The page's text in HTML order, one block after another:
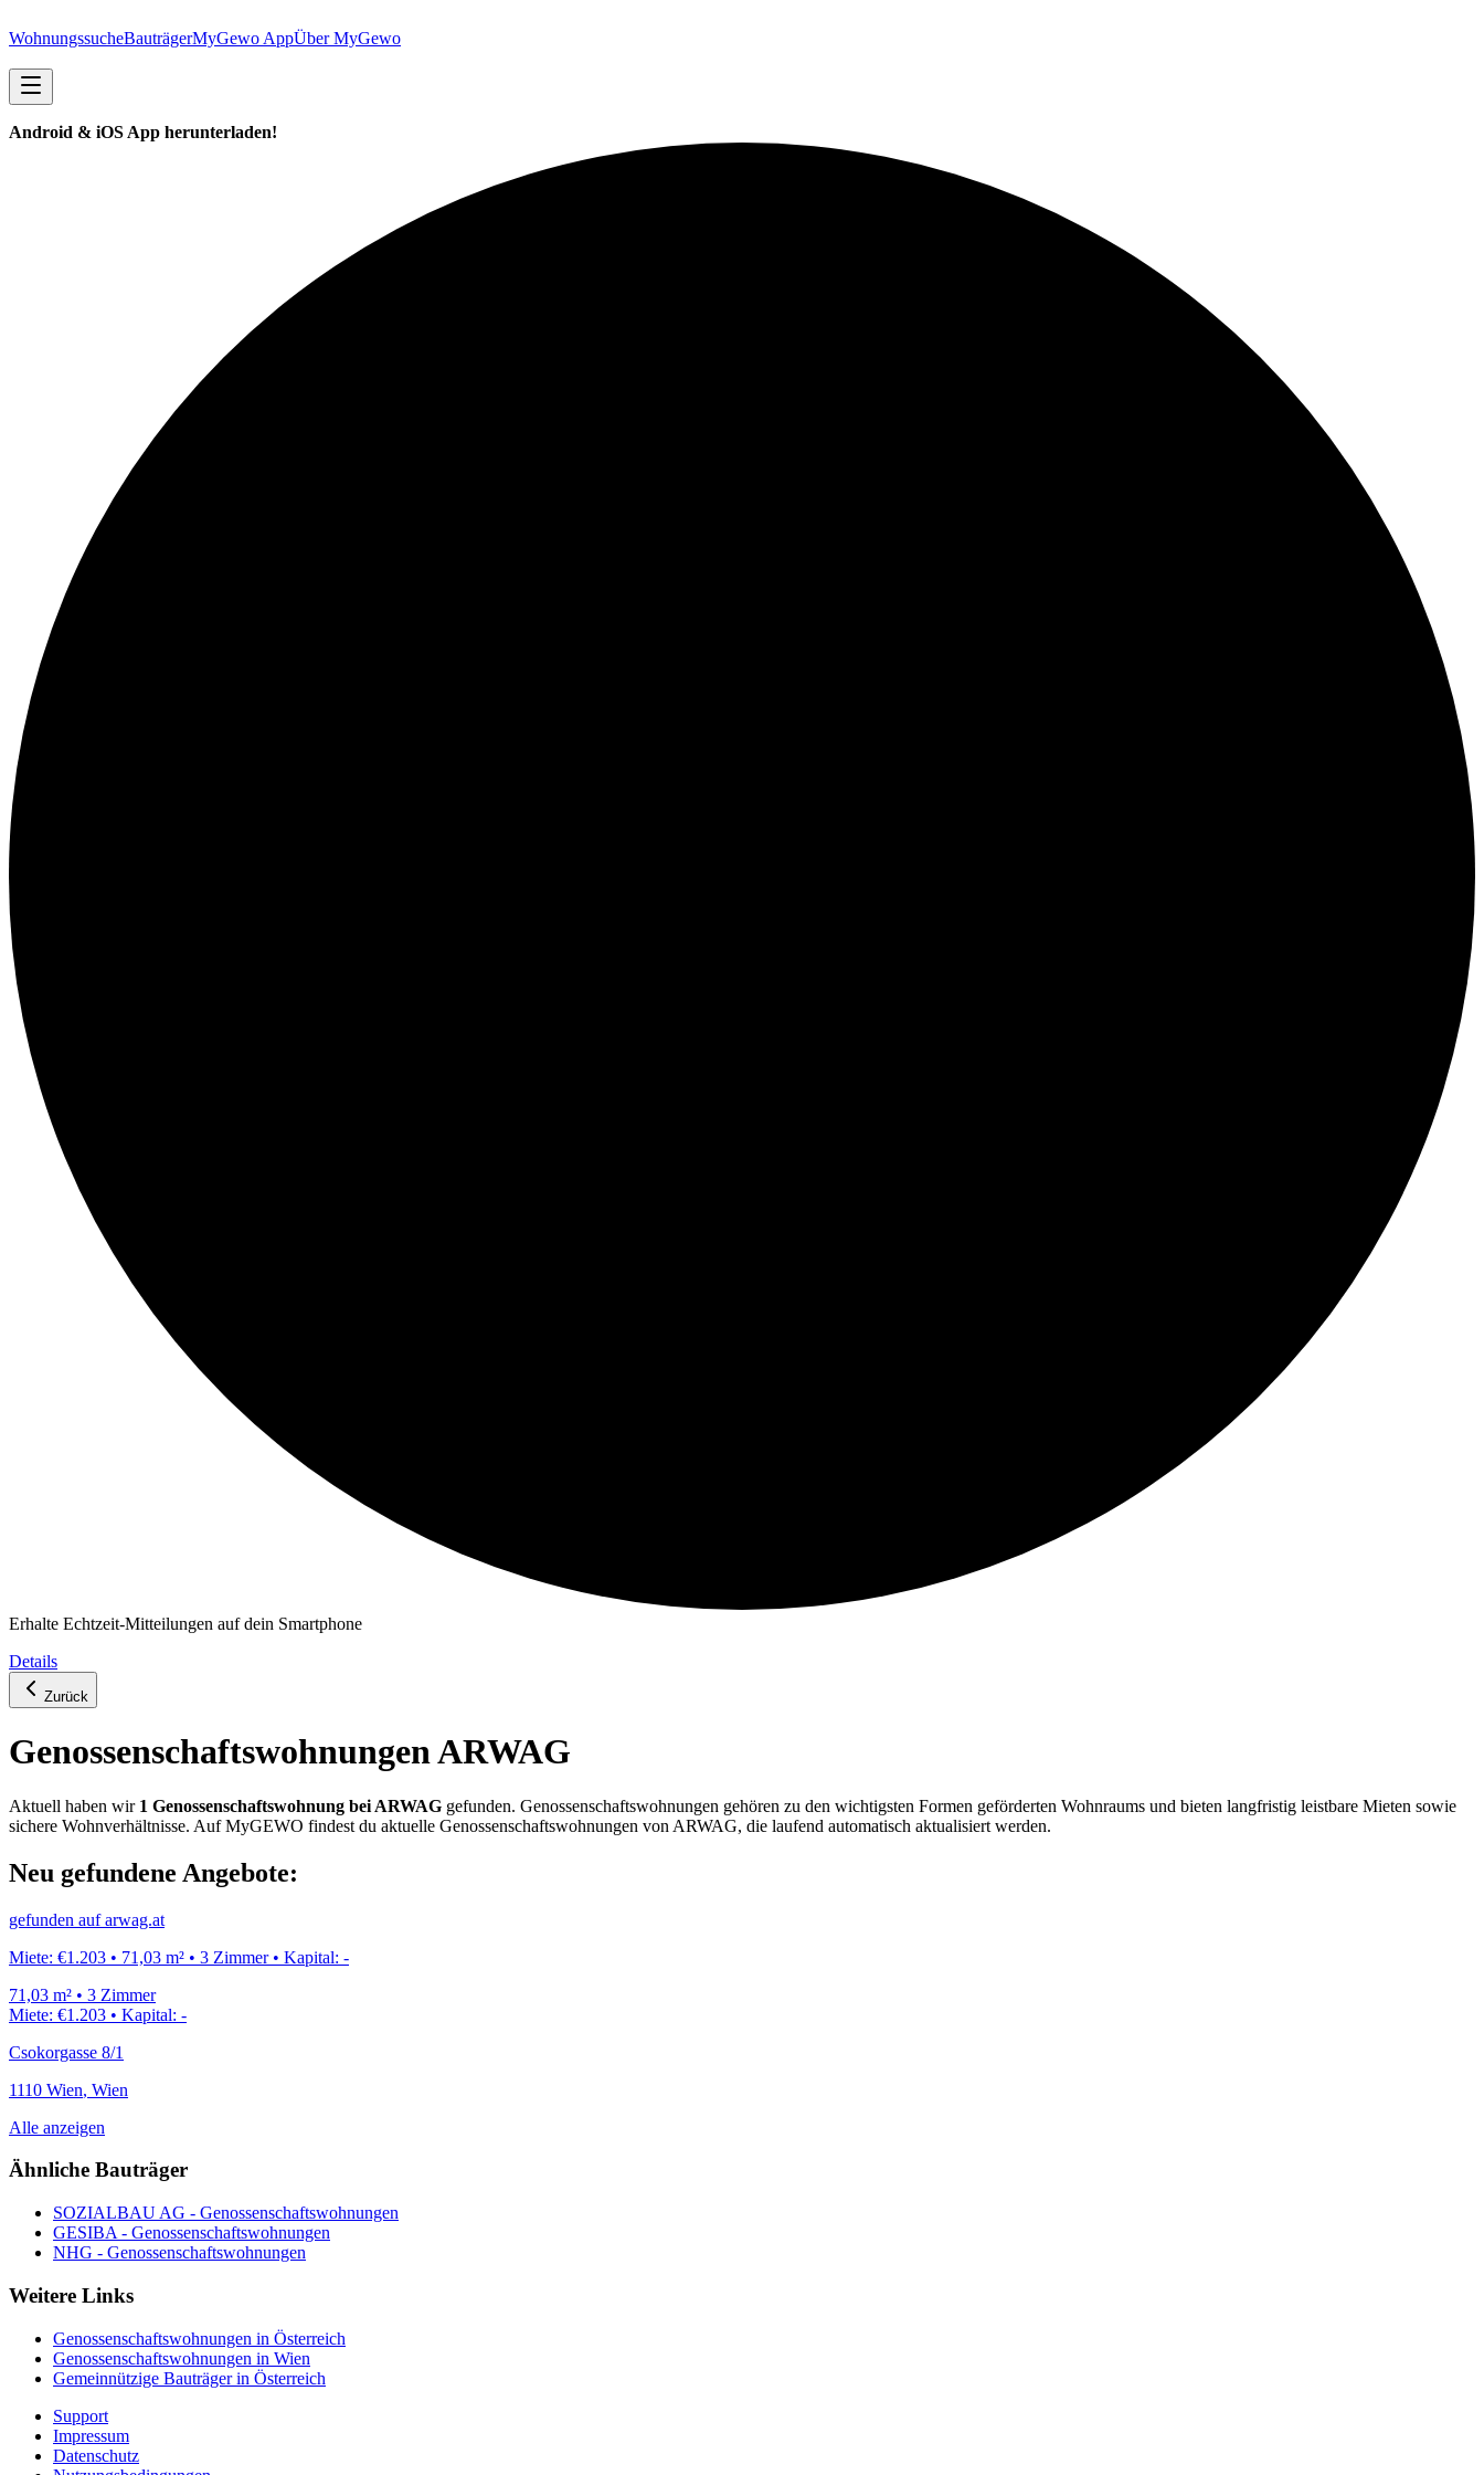
WohnungssucheBauträgerMyGewo AppÜber MyGewo
Android & iOS App herunterladen!
Erhalte Echtzeit-Mitteilungen auf dein Smartphone
Details
Zurück
Genossenschafts­wohnungenARWAG
Aktuell haben wir 1 Genossenschafts­wohnung bei ARWAG gefunden. Genossenschafts­wohnungen gehören zu den wichtigsten Formen geförderten Wohnraums und bieten langfristig leistbare Mieten sowie
sichere Wohnverhältnisse. Auf MyGEWO findest du aktuelle Genossenschafts­wohnungen von ARWAG, die laufend automatisch aktualisiert werden.
Neu gefundene Angebote:
gefunden aufarwag.at
Miete: €1.203 • 71,03 m² • 3 Zimmer• Kapital: -
71,03 m² • 3 Zimmer
Miete: €1.203 • Kapital: -
Csokorgasse 8/1
1110 Wien, Wien
Alle anzeigen
Ähnliche Bauträger
SOZIALBAU AG - Genossenschafts­wohnungen
GESIBA - Genossenschafts­wohnungen
NHG - Genossenschafts­wohnungen
Weitere Links
Genossenschafts­wohnungen in Österreich
Genossenschafts­wohnungen in Wien
Gemeinnützige Bauträger in Österreich
Support
Impressum
Datenschutz